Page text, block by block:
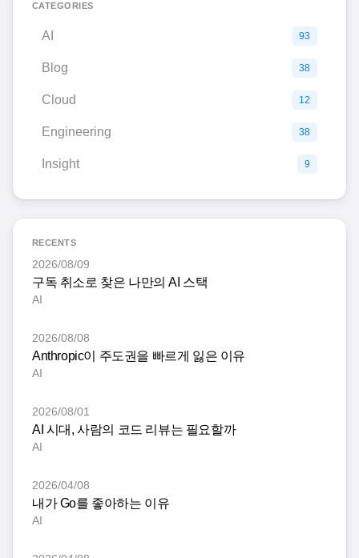
CATEGORIES
AI 93
Blog 38
Cloud 12
Engineering 38
Insight 9
RECENTS
2026/08/09
구독 취소로 찾은 나만의 AI 스택
AI
2026/08/08
Anthropic이 주도권을 빠르게 잃은 이유
AI
2026/08/01
AI 시대, 사람의 코드 리뷰는 필요할까
AI
2026/04/08
내가 Go를 좋아하는 이유
AI